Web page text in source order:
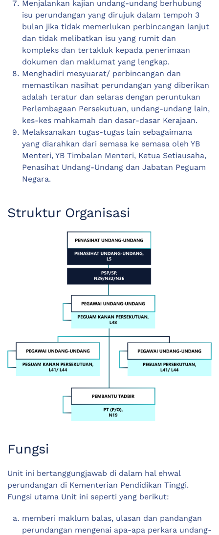
Menjalankan kajian undang-undang berhubung
isu perundangan yang dirujuk dalam tempoh 3
bulan jika tidak memerlukan perbincangan lanjut
dan tidak melibatkan isu yang rumit dan
kompleks dan tertakluk kepada penerimaan
dokumen dan maklumat yang lengkap.
Menghadiri mesyuarat/ perbincangan dan
memastikan nasihat perundangan yang diberikan
adalah teratur dan selaras dengan peruntukan
Perlembagaan Persekutuan, undang-undang lain,
kes-kes mahkamah dan dasar-dasar Kerajaan.
Melaksanakan tugas-tugas lain sebagaimana
yang diarahkan dari semasa ke semasa oleh YB
Menteri, YB Timbalan Menteri, Ketua Setiausaha,
Penasihat Undang-Undang dan Jabatan Peguam
Negara.
Struktur Organisasi
Fungsi
Unit ini bertanggungjawab di dalam hal ehwal
perundangan di Kementerian Pendidikan Tinggi.
Fungsi utama Unit ini seperti yang berikut:
memberi maklum balas, ulasan dan pandangan
perundangan mengenai apa-apa perkara undang-